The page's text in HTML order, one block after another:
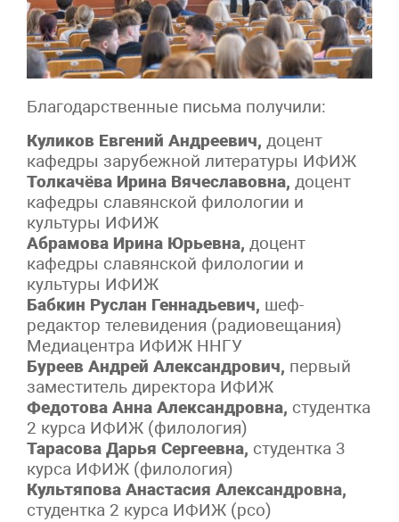
Благодарственные письма получили:
Куликов Евгений Андреевич, доцент
кафедры зарубежной литературы ИФИЖ
Толкачёва Ирина Вячеславовна, доцент
кафедры славянской филологии и
культуры ИФИЖ
Абрамова Ирина Юрьевна, доцент
кафедры славянской филологии и
культуры ИФИЖ
Бабкин Руслан Геннадьевич, шеф-
редактор телевидения (радиовещания)
Медиацентра ИФИЖ ННГУ
Буреев Андрей Александрович, первый
заместитель директора ИФИЖ
Федотова Анна Александровна, студентка
2 курса ИФИЖ (филология)
Тарасова Дарья Сергеевна, студентка 3
курса ИФИЖ (филология)
Культяпова Анастасия Александровна,
студентка 2 курса ИФИЖ (рсо)